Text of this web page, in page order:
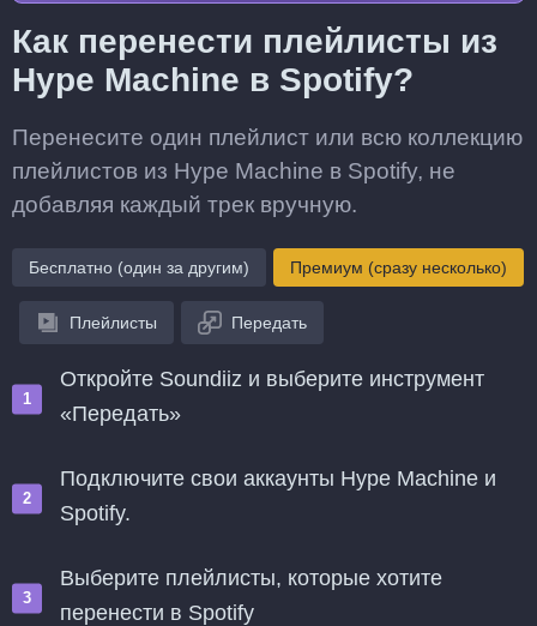
Как перенести плейлисты из
Hype Machine в Spotify?
Перенесите один плейлист или всю коллекцию
плейлистов из Hype Machine в Spotify, не
добавляя каждый трек вручную.
Бесплатно (один за другим) Премиум (сразу несколько)
Плейлисты Передать
Откройте Soundiiz и выберите инструмент
«Передать»
Подключите свои аккаунты Hype Machine и
Spotify.
Выберите плейлисты, которые хотите
перенести в Spotify